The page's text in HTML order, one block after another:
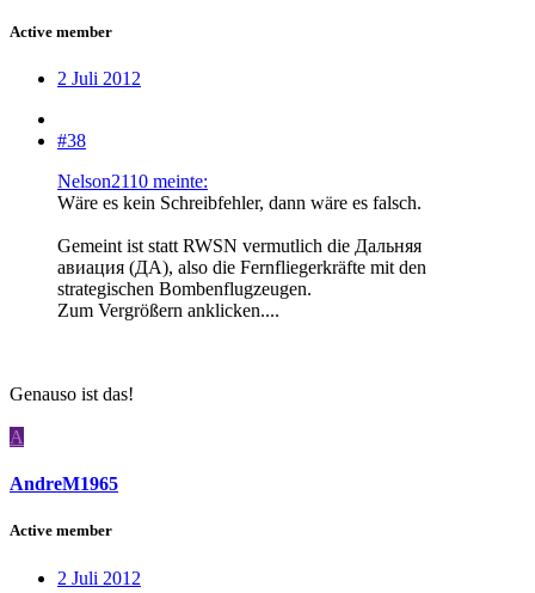
Active member
2 Juli 2012
#38
Nelson2110 meinte:
Wäre es kein Schreibfehler, dann wäre es falsch.
Gemeint ist statt RWSN vermutlich die Дальняя
авиация (ДА), also die Fernfliegerkräfte mit den
strategischen Bombenflugzeugen.
Zum Vergrößern anklicken....
Genauso ist das!
A
AndreM1965
Active member
2 Juli 2012